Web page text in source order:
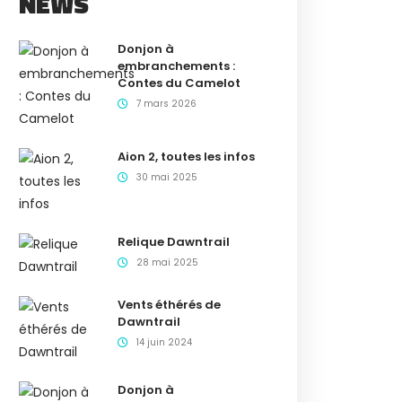
Donjon à
embranchements :
Contes du Camelot
7 mars 2026
Aion 2, toutes les infos
30 mai 2025
Relique Dawntrail
28 mai 2025
Vents éthérés de
Dawntrail
14 juin 2024
Donjon à